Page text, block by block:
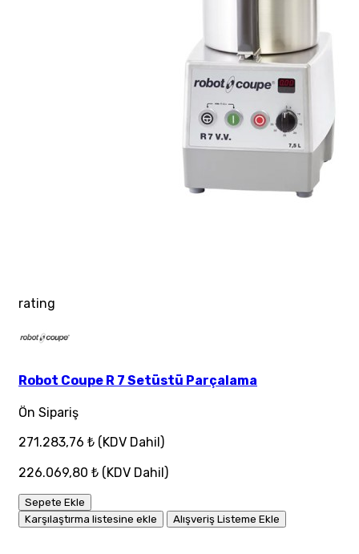
rating
Robot Coupe R 7 Setüstü Parçalama
Ön Sipariş
271.283,76 ₺ (KDV Dahil)
226.069,80 ₺ (KDV Dahil)
Sepete Ekle
Karşılaştırma listesine ekle
Alışveriş Listeme Ekle